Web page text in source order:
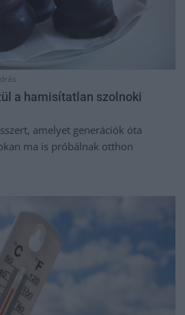
a hamisítatlan szolnoki
amelyet generációk óta
ma is próbálnak otthon